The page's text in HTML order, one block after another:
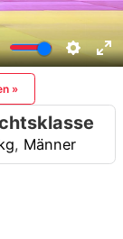
»
, Männer